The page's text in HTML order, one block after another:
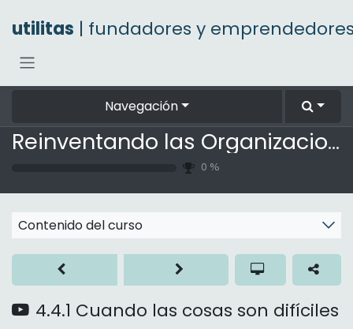
utilitas | fundadores y
Navegación
Reinventando las Organizaciones
0 %
Contenido del curso
4.4.1 Cuando las cosas son difíciles